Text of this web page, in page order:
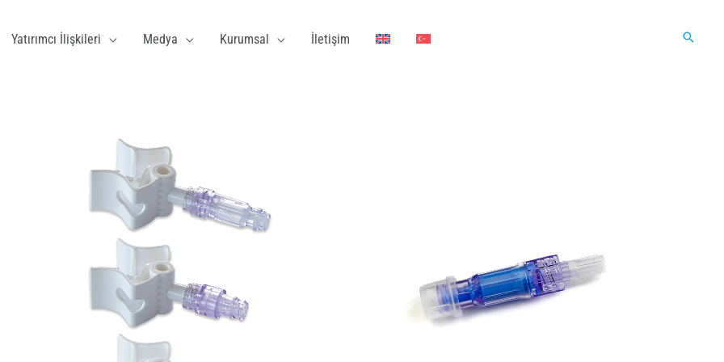
Yatırımcı İlişkileri Medya Kurumsal İletişim Arama